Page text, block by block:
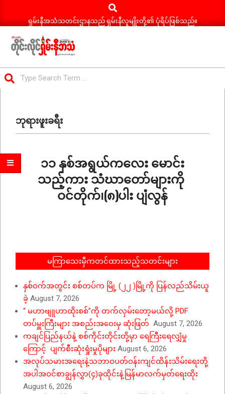
Search
ရှမ်းနီအသံသတင်းဌာနသည် ရှမ်းနီလူမျိုးတို့၏ ပုံရိပ်ဖြစ်သည်။
ရှမ်း
နီ
သတင်း
Menuဘုရားဖူးခရီး
၁၁ နှစ်အရွယ်ကလေး မောင်း
သည့်ကား သံဃာတော်များကို
ဝင်တိုက်၊(၈)ပါး ပျံလွန်
မကြာသေးမှီကတင်ထားသည့်သတင်းများ
နှစ်ဝက်အတွင်း စစ်တပ်က မြို့ (၂၂ )မြို့ကို ပြန်လည်သိမ်းယူ
ခဲ့ August 7, 2026
“ မဟာဗျူဟာထိုးစစ်”ကို တက်လှမ်းတော့မယ်လို့ PDF
တပ်မှူးကြီးများ အစည်းအဝေးမှ ဆုံးဖြတ် August 7, 2026
ကချင်ပြည်နယ်နဲ့ စစ်ကိုင်းတိုင်းတို့မှာ ရေကြီးရေလျှံမှု
ကြောင့် ပျက်စီးဆုံးရှုံးမှုပိုများ August 6, 2026
အလုပ်သမားအရေးနဲ့သဘာဝပတ်ဝန်းကျင်ထိန်းသိမ်းရေးတို့
အပါအဝင်စာချွန်လွှာ(၄)ခုထိုင်းနဲ့မြန်မာလက်မှတ်ရေးထိုး
August 6, 2026